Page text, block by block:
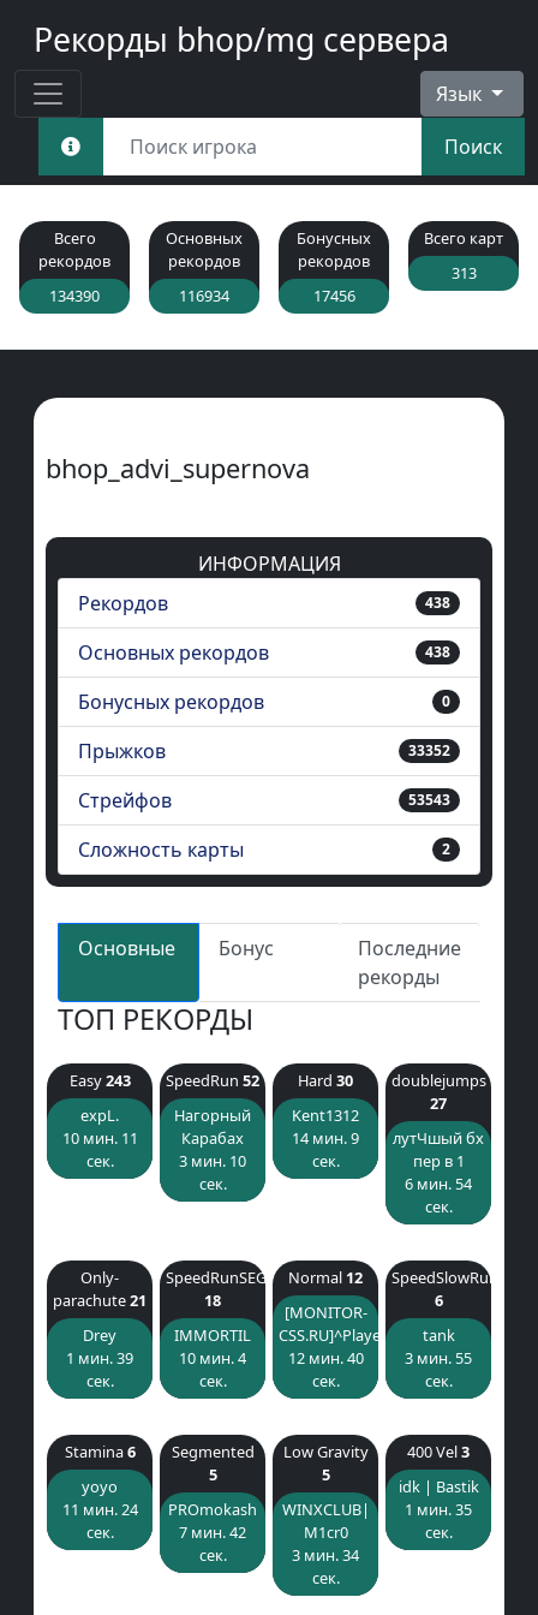
Рекорды bhop/mg сервера
Язык
Поиск
Всего
рекордов
134390
Основных
рекордов
116934
Бонусных
рекордов
17456
Всего карт
313
bhop_advi_supernova
ИНФОРМАЦИЯ
Рекордов
438
Основных рекордов 438
Бонусных рекордов 0
Прыжков 33352
Стрейфов 53543
Сложность карты 2
Основные Бонус
Последние
рекорды
ТОП РЕКОРДЫ
Easy243
expL.
10 мин. 11
сек.
SpeedRun 52
Нагорный
Карабах
3 мин. 10
сек.
Hard 30
Kent1312
14 мин. 9
сек.
doublejumps
27
лутЧшый бх
пер в 1
6 мин. 54
сек.
Only-
parachute21
Drey
1 мин. 39
сек.
SpeedRunSEG
18
IMMORTIL
10 мин. 4
сек.
Normal 12
[MONITOR-
CSS.RU]^Player
12 мин. 40
сек.
SpeedSlowRun
6
tank
3 мин. 55
сек.
Stamina6
yoyo
11 мин. 24
сек.
Segmented
5
PROmokash
7 мин. 42
сек.
Low Gravity
5
WINXCLUB|
M1cr0
3 мин. 34
сек.
400 Vel3
idk | Bastik
1 мин. 35
сек.